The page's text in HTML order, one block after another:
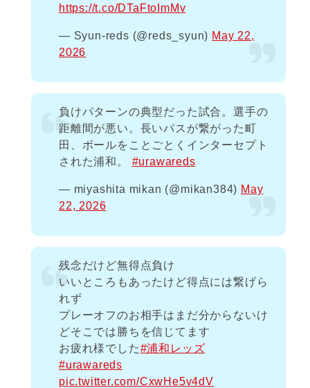
https://t.co/DTaFtoImMv
— Syun-reds (@reds_syun) May 22,
2026
負けパターンの典型だった試合。選手の
距離間が悪い。長いパスが繋がった町
田、ボールをことごとくインターセプト
された浦和。 #urawareds
— miyashita mikan (@mikan384) May
22, 2026
残念だけど無得点負け
いいところもあったけど得点には繋げら
れず
プレーオフのお相手はまだ分からないけ
どそこでは勝ちを信じてます
お疲れ様でした#浦和レッズ
#urawareds
pic.twitter.com/CxwHe5v4dV